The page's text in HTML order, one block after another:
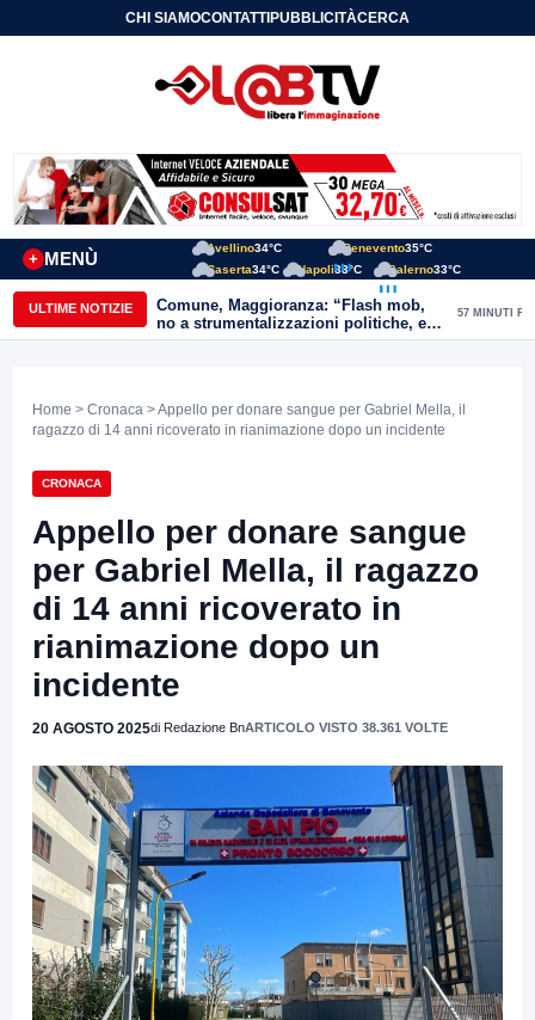
CHI SIAMOCONTATTIPUBBLICITÀCERCA
MENÙ
+
Avellino34°C Benevento35°C
Caserta34°C Napoli33°C Salerno33°C
ULTIME NOTIZIE
Comune, Maggioranza: “Flash mob,
no a strumentalizzazioni politiche, ex
assessori non fingano di cadere dalle
57 MINUTI FA
Home > Cronaca > Appello per donare sangue per Gabriel Mella, il
ragazzo di 14 anni ricoverato in rianimazione dopo un incidente
CRONACA
Appello per donare sangue
per Gabriel Mella, il ragazzo
di 14 anni ricoverato in
rianimazione dopo un
incidente
20 AGOSTO 2025di Redazione BnARTICOLO VISTO 38.361 VOLTE